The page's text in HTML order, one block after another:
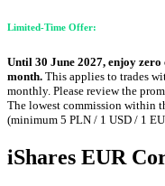
Limited-Time Offer:
Until 30 June 2027, enjoy
month. This applies to trades
monthly. Please review the
The lowest commission within
(minimum 5 PLN / 1 USD / 1
iShares EUR